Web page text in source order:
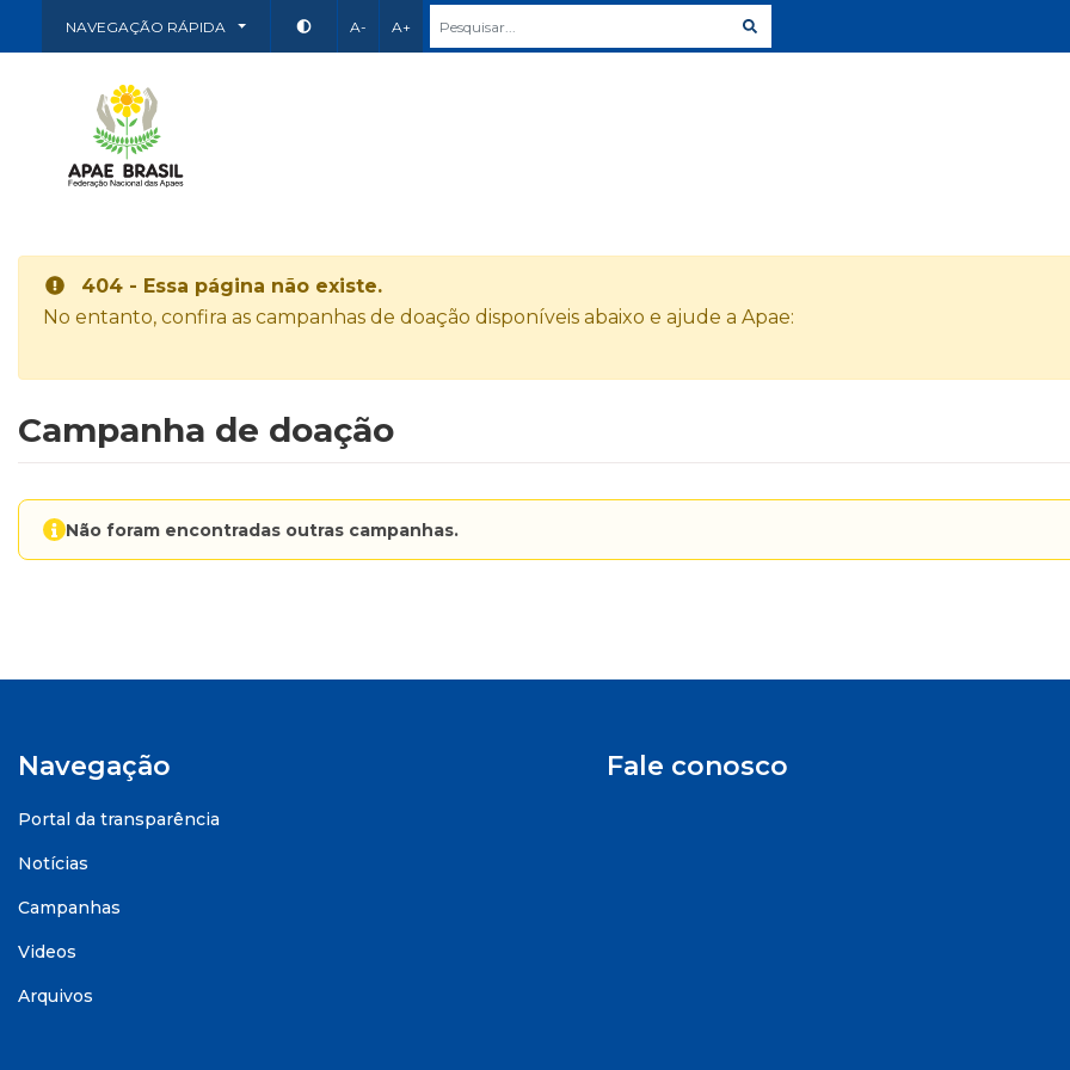
NAVEGAÇÃO RÁPIDA A- A+
404 - Essa página não existe.
No entanto, confira as campanhas de doação disponíveis abaixo e ajude a Apae:
Campanha de doação
Não foram encontradas outras campanhas.
Navegação
Portal da transparência
Notícias
Campanhas
Videos
Arquivos
Fale conosco